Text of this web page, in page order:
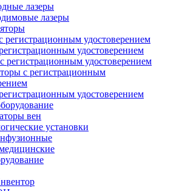
лазеры
лазеры
регистрационным удостоверением
удостоверением
регистрационным удостоверением
с регистрационным
удостоверением
вен
установки